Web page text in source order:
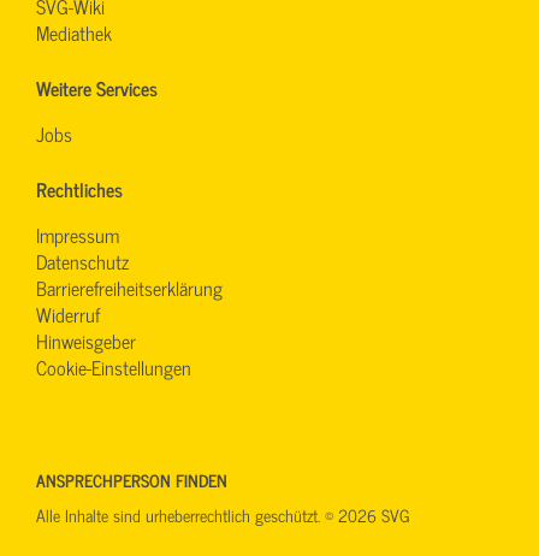
Mediathek
Weitere Services
Jobs
Rechtliches
Impressum
Datenschutz
Barrierefreiheitserklärung
Widerruf
Hinweisgeber
Cookie-Einstellungen
ANSPRECHPERSON FINDEN
Alle Inhalte sind urheberrechtlich geschützt. © 2026 SVG